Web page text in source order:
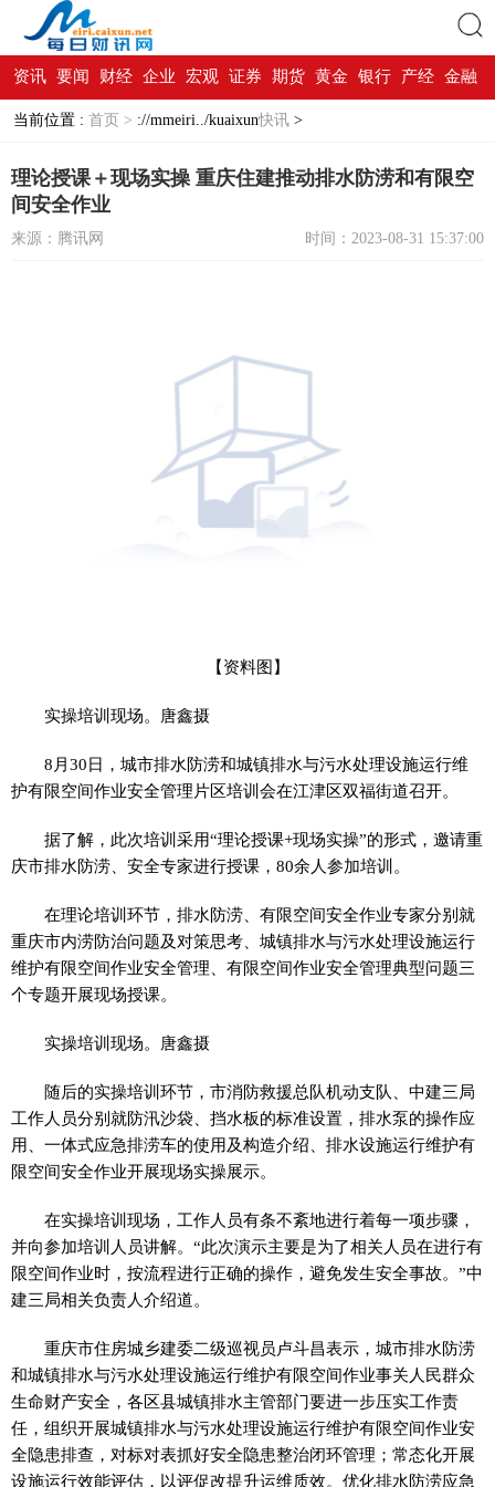
搜索
资讯 要闻 财经 企业 宏观 证券 期货 黄金 银行 产经 金融
当前位置 : 首页 > ://mmeiri../kuaixun快讯 >
理论授课＋现场实操 重庆住建推动排水防涝和有限空
间安全作业
来源：腾讯网 时间：2023-08-31 15:37:00
【资料图】
实操培训现场。唐鑫摄
8月30日，城市排水防涝和城镇排水与污水处理设施运行维
护有限空间作业安全管理片区培训会在江津区双福街道召开。
据了解，此次培训采用“理论授课+现场实操”的形式，邀请重
庆市排水防涝、安全专家进行授课，80余人参加培训。
在理论培训环节，排水防涝、有限空间安全作业专家分别就
重庆市内涝防治问题及对策思考、城镇排水与污水处理设施运行
维护有限空间作业安全管理、有限空间作业安全管理典型问题三
个专题开展现场授课。
实操培训现场。唐鑫摄
随后的实操培训环节，市消防救援总队机动支队、中建三局
工作人员分别就防汛沙袋、挡水板的标准设置，排水泵的操作应
用、一体式应急排涝车的使用及构造介绍、排水设施运行维护有
限空间安全作业开展现场实操展示。
在实操培训现场，工作人员有条不紊地进行着每一项步骤，
并向参加培训人员讲解。“此次演示主要是为了相关人员在进行有
限空间作业时，按流程进行正确的操作，避免发生安全事故。”中
建三局相关负责人介绍道。
重庆市住房城乡建委二级巡视员卢斗昌表示，城市排水防涝
和城镇排水与污水处理设施运行维护有限空间作业事关人民群众
生命财产安全，各区县城镇排水主管部门要进一步压实工作责
任，组织开展城镇排水与污水处理设施运行维护有限空间作业安
全隐患排查，对标对表抓好安全隐患整治闭环管理；常态化开展
设施运行效能评估，以评促改提升运维质效。优化排水防涝应急